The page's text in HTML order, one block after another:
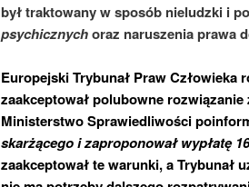
był traktowany w sposób nieludzki i
psychicznychoraz naruszenia prawa
Europejski Trybunał Praw Człowieka
zaakceptował polubowne
Ministerstwo Sprawiedliwości
skarżącego i zaproponował wypłatę
zaakceptował te warunki, a Trybunał